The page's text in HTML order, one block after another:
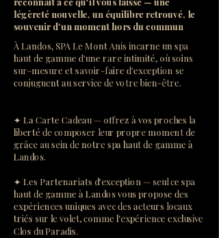
légèreté nouvelle, un équilibre retrouvé, le
souvenir d'un moment hors du commun
À Landos, SPA Le Mont Anis incarne un spa
haut de gamme d'une rare intimité, où soins
sur-mesure et savoir-faire d'exception se
conjuguent au service de votre bien-être.
✦ La Carte Cadeau — offrez à vos proches la
liberté de composer leur propre moment de
grâce au sein de notre spa haut de gamme à
Landos.
✦ Les Partenariats d'exception — seul ce spa
haut de gamme à Landos vous propose des
expériences uniques avec des acteurs locaux
triés sur le volet, comme l'expérience exclusive
Clos du Paradis.